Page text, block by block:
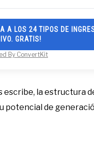
A LOS 24 TIPOS DE
GRATIS!
By ConvertKit
la estructura
potencial de